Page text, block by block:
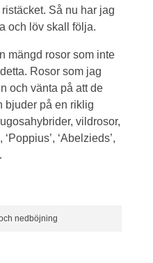
Så nu har jag
och löv skall följa.
mängd rosor som inte
Rosor som jag
och vänta på att de
bjuder på en riklig
vildrosor,
‘Abelzieds’,
nedböjning